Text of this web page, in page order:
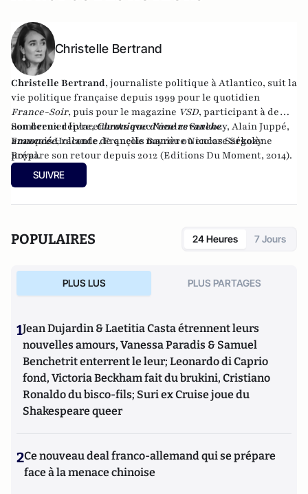
Christelle Bertrand
Christelle Bertrand, journaliste politique à Atlantico, suit la
vie politique française depuis 1999 pour le quotidien
France-Soir, puis pour le magazine VSD, participant à de
nombreux déplacements avec Nicolas Sarkozy, Alain Juppé,
François Hollande, François Bayrou ou encore Ségolène
Royal.
Son dernier livre,Chronique d'une revanche
annoncée,raconte de quelle manière Nicolas Sarkozy
prépare son retour depuis 2012 (Editions Du Moment, 2014).
SUIVRE
POPULAIRES 24 Heures 7 Jours
PLUS LUS PLUS PARTAGES
1Jean Dujardin & Laetitia Casta étrennent leurs
nouvelles amours, Vanessa Paradis & Samuel
Benchetrit enterrent le leur; Leonardo di Caprio
fond, Victoria Beckham fait du brukini, Cristiano
Ronaldo du bisco-fils; Suri ex Cruise joue du
Shakespeare queer
2Ce nouveau deal franco-allemand qui se prépare
face à la menace chinoise